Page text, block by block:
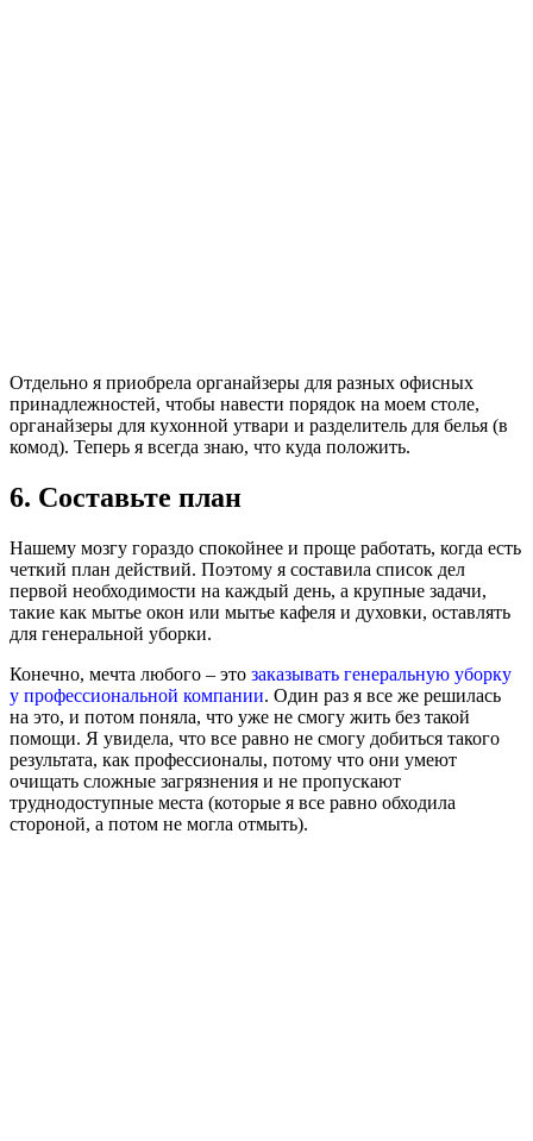
Отдельно я приобрела органайзеры для разных офисных
принадлежностей, чтобы навести порядок на моем столе,
органайзеры для кухонной утвари и разделитель для белья (в
комод). Теперь я всегда знаю, что куда положить.
6. Составьте план
Нашему мозгу гораздо спокойнее и проще работать, когда есть
четкий план действий. Поэтому я составила список дел
первой необходимости на каждый день, а крупные задачи,
такие как мытье окон или мытье кафеля и духовки, оставлять
для генеральной уборки.
Конечно, мечта любого – это заказывать генеральную уборку
у профессиональной компании. Один раз я все же решилась
на это, и потом поняла, что уже не смогу жить без такой
помощи. Я увидела, что все равно не смогу добиться такого
результата, как профессионалы, потому что они умеют
очищать сложные загрязнения и не пропускают
труднодоступные места (которые я все равно обходила
стороной, а потом не могла отмыть).